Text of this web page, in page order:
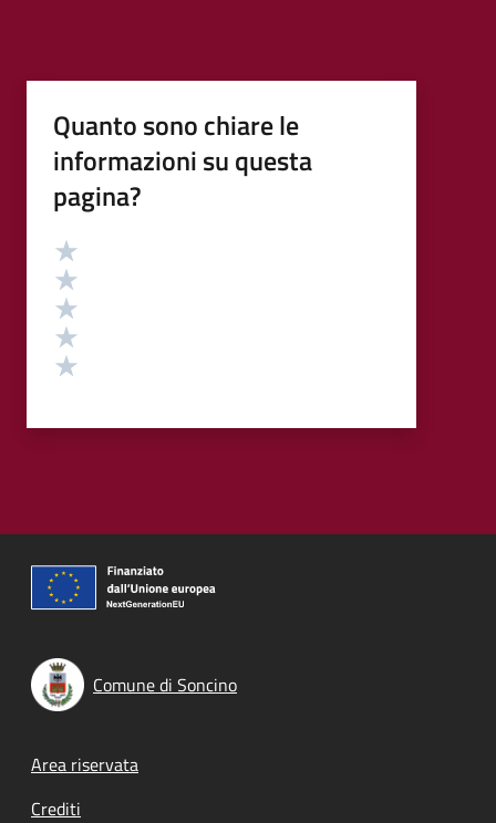
Quanto sono chiare le
informazioni su questa
pagina?
Valutazione
Comune di Soncino
Footer menu
Area riservata
Crediti